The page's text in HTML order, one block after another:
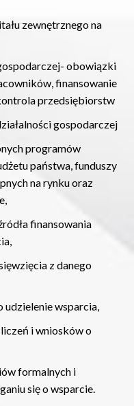
zewnętrznego na
obowiązki
finansowanie
przedsiębiorstw
gospodarczej
programów
państwa, funduszy
na rynku oraz
finansowania
z danego
udzielenie wsparcia,
i wniosków o
formalnych i
się o wsparcie.